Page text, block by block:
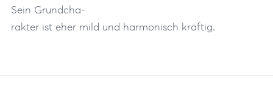
Sein Grundcha-
rakter ist eher mild und harmonisch kräftig.